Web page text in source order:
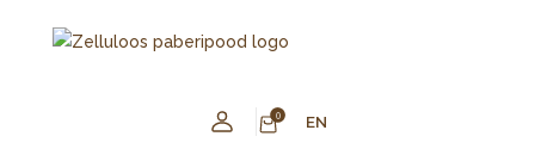
0 EN